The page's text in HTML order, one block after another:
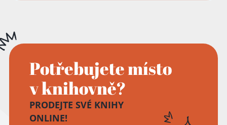
Potřebujete místo
v knihovně?
PRODEJTE SVÉ KNIHY
ONLINE!